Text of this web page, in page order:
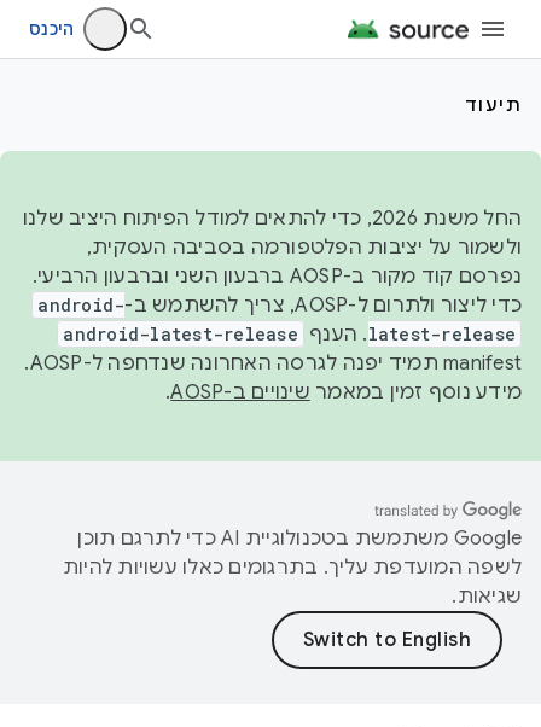
היכנס
תיעוד
החל משנת 2026, כדי להתאים למודל הפיתוח היציב שלנו
ולשמור על יציבות הפלטפורמה בסביבה העסקית,
נפרסם קוד מקור ב-AOSP ברבעון השני וברבעון הרביעי.
כדי ליצור ולתרום ל-AOSP, צריך להשתמש ב-
android-
latest-release. הענף android-latest-release
manifest תמיד יפנה לגרסה האחרונה שנדחפה ל-AOSP.
מידע נוסף זמין במאמר שינויים ב-AOSP .
‫Google משתמשת בטכנולוגיית AI כדי לתרגם תוכן
לשפה המועדפת עליך. בתרגומים כאלו עשויות להיות
שגיאות.